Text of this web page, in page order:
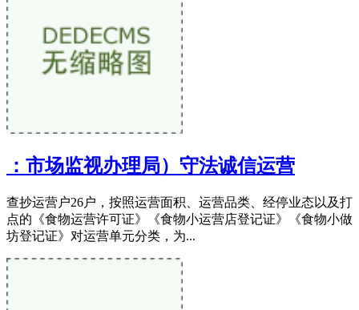
：市场监视办理局）守法诚信运营
查抄运营户26户，按照运营面积、运营品类、经停业态以及打
点的《食物运营许可证》《食物小运营店登记证》《食物小做
坊登记证》对运营单元分类，为...